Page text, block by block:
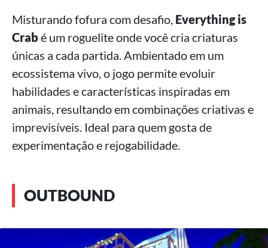
Misturando fofura com desafio, Everything is
Crab é um roguelite onde você cria criaturas
únicas a cada partida. Ambientado em um
ecossistema vivo, o jogo permite evoluir
habilidades e características inspiradas em
animais, resultando em combinações criativas e
imprevisíveis. Ideal para quem gosta de
experimentação e rejogabilidade.
OUTBOUND